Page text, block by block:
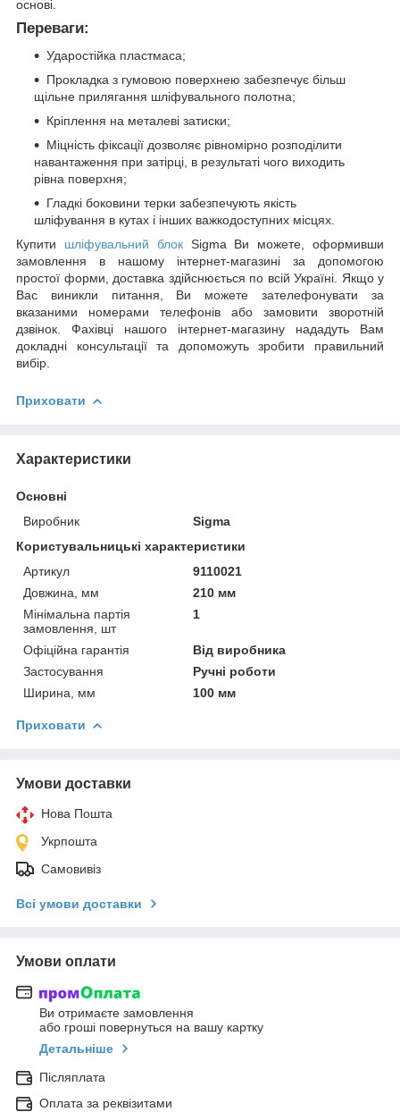
основі.
Переваги:
Ударостійка пластмаса;
Прокладка з гумовою поверхнею забезпечує більш
щільне прилягання шліфувального полотна;
Кріплення на металеві затиски;
Міцність фіксації дозволяє рівномірно розподілити
навантаження при затірці, в результаті чого виходить
рівна поверхня;
Гладкі боковини терки забезпечують якість
шліфування в кутах і інших важкодоступних місцях.
Купити шліфувальний блокSigma Ви можете, оформивши
замовлення в нашому інтернет-магазині за допомогою
простої форми, доставка здійснюється по всій Україні. Якщо у
Вас виникли питання, Ви можете зателефонувати за
вказаними номерами телефонів або замовити зворотній
дзвінок. Фахівці нашого інтернет-магазину нададуть Вам
докладні консультації та допоможуть зробити правильний
вибір.
Приховати
Характеристики
Основні
Виробник
Sigma
Користувальницькі характеристики
Артикул
9110021
Довжина, мм
210 мм
Мінімальна партія
замовлення, шт
1
Офіційна гарантія
Від виробника
Застосування
Ручні роботи
Ширина, мм
100 мм
Приховати
Умови доставки
Нова Пошта
Укрпошта
Самовивіз
Всі умови доставки
Умови оплати
Ви отримаєте замовлення
або гроші повернуться на вашу картку
Детальніше
Післяплата
Оплата за реквізитами